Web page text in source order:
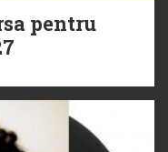
pentru